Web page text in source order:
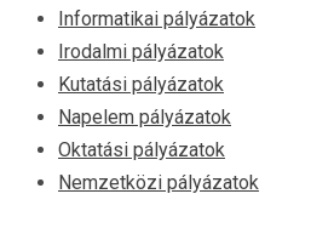
Informatikai pályázatok
Irodalmi pályázatok
Kutatási pályázatok
Napelem pályázatok
Oktatási pályázatok
Nemzetközi pályázatok